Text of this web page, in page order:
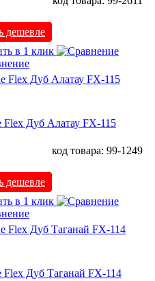
дешевле
в 1 клик
Flex Дуб Алатау FX-115
код товара: 99-1249
дешевле
в 1 клик
Flex Дуб Таганай FX-114